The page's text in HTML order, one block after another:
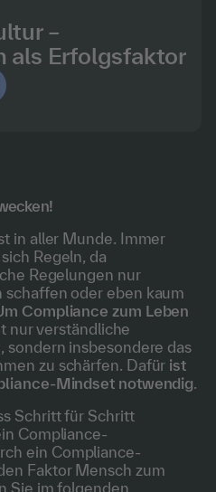
–
als Erfolgsfaktor
in aller Munde. Immer
Regeln, da
Regelungen nur
oder eben kaum
Compliance zum Leben
nur verständliche
sondern insbesondere das
zu schärfen. Dafür ist
Mindset notwendig
Schritt für Schritt
Compliance-
ein Compliance-
Faktor Mensch zum
Sie im folgenden